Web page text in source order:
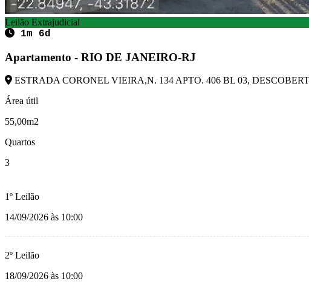
Leilão Extrajudicial
1m 6d
Apartamento - RIO DE JANEIRO-RJ
ESTRADA CORONEL VIEIRA,N. 134 APTO. 406 BL 03,
Área útil
55,00m2
Quartos
3
1º Leilão
14/09/2026 às 10:00
2º Leilão
18/09/2026 às 10:00